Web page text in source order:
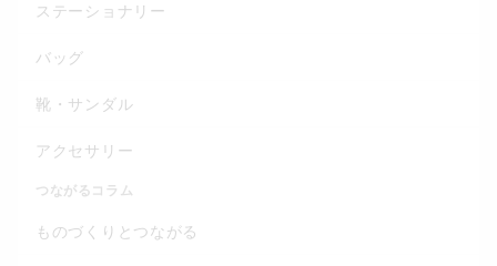
ステーショナリー
バッグ
靴・サンダル
アクセサリー
つながるコラム
ものづくりとつながる